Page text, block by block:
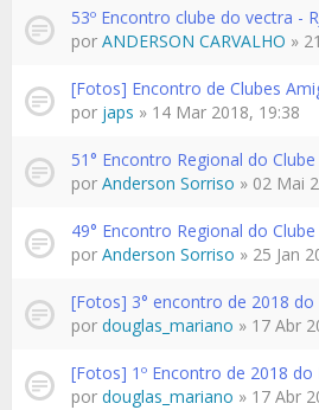
53º Encontro clube do vectra -
por ANDERSON CARVALHO »
[Fotos] Encontro de Clubes
por japs » 14 Mar 2018, 19:38
51° Encontro Regional do
por Anderson Sorriso » 02 Mai
49° Encontro Regional do
por Anderson Sorriso » 25 Jan
[Fotos] 3° encontro de 2018 do
por douglas_mariano » 17 Abr
[Fotos] 1º Encontro de 2018 do
por douglas_mariano » 17 Abr